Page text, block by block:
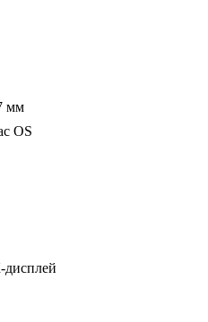
мм
OS